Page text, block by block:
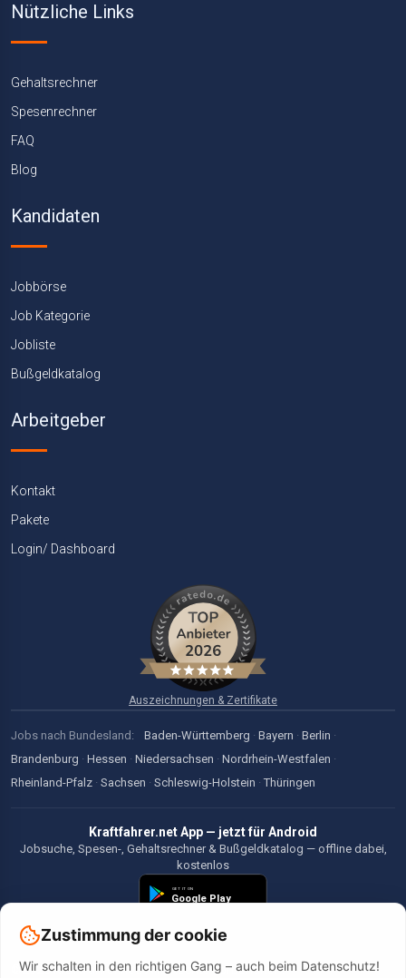
Nützliche Links
Gehaltsrechner
Spesenrechner
FAQ
Blog
Kandidaten
Jobbörse
Job Kategorie
Jobliste
Bußgeldkatalog
Arbeitgeber
Kontakt
Pakete
Login/ Dashboard
Auszeichnungen & Zertifikate
Jobs nach Bundesland: Baden-Württemberg · Bayern · Berlin ·
Brandenburg · Hessen · Niedersachsen · Nordrhein-Westfalen ·
Rheinland-Pfalz · Sachsen · Schleswig-Holstein · Thüringen
Kraftfahrer.net App — jetzt für Android
Jobsuche, Spesen-, Gehaltsrechner & Bußgeldkatalog — offline dabei,
kostenlos
©2026 Kraftfahrer.net. Alle Rechte vorbehalten.
Zustimmung der cookie
Wir schalten in den richtigen Gang – auch beim Datenschutz!